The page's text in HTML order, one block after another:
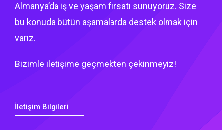
Almanya’da iş ve yaşam fırsatı sunuyoruz. Size
bu konuda bütün aşamalarda destek olmak için
varız.
Bizimle iletişime geçmekten çekinmeyiz!
İletişim Bilgileri